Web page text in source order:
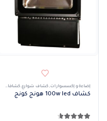
إضاءة و إكسسوارات , كشاف شوارع, كشافات
كشاف 100w led هونج كونج